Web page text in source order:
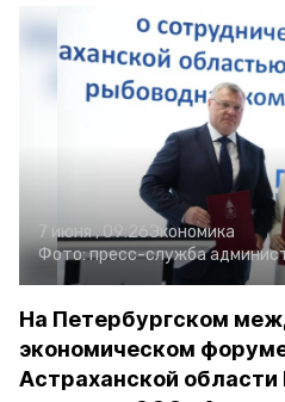
7 июня , 09:26Экономика
Фото:пресс-служба
На Петербургском
экономическом
Астраханской